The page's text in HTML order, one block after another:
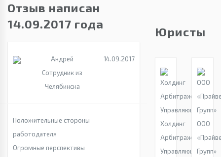
Отзыв написан
14.09.2017 года
Андрей
Сотрудник из
Челябинска
14.09.2017
Положительные стороны
работодателя
Огромные перспективы
Юристы
Холдинг
Арбитражных
Управляющих
ООО
Групп»